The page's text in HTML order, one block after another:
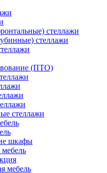
стеллажи
стеллажи
(ПТО)
стеллажи
шкафы